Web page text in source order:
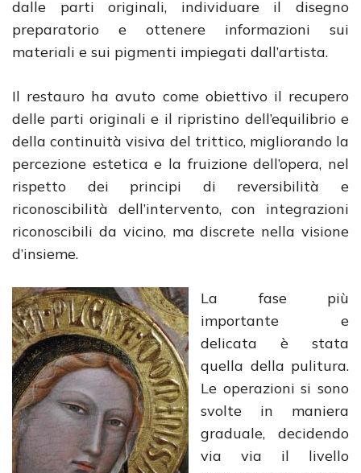
dalle parti originali, individuare il disegno
preparatorio e ottenere informazioni sui
materiali e sui pigmenti impiegati dall’artista.
Il restauro ha avuto come obiettivo il recupero
delle parti originali e il ripristino dell’equilibrio e
della continuità visiva del trittico, migliorando la
percezione estetica e la fruizione dell’opera, nel
rispetto dei principi di reversibilità e
riconoscibilità dell’intervento, con integrazioni
riconoscibili da vicino, ma discrete nella visione
d’insieme.
La fase più
importante e
delicata è stata
quella della pulitura.
Le operazioni si sono
svolte in maniera
graduale, decidendo
via via il livello